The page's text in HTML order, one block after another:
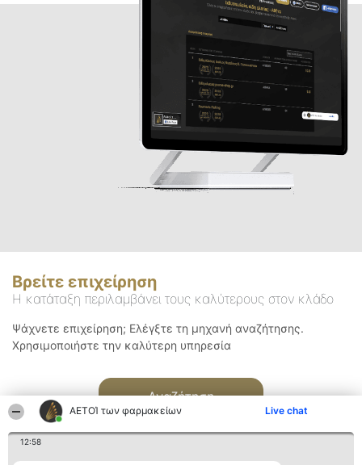
ΑΕΤΟΊ των φαρμακείων Live chat
12:58
Βρείτε επιχείρηση
Η κατάταξη περιλαμβάνει τους καλύτερους στον κλάδο
Ψάχνετε επιχείρηση; Ελέγξτε τη μηχανή αναζήτησης.
Χρησιμοποιήστε την καλύτερη υπηρεσία
Αναζήτηση